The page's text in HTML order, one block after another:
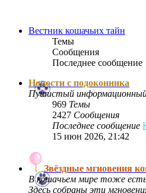
Вестник кошачьих тайн
Темы
Сообщения
Последнее сообщение
Новости с подоконника
Пушистый
969 Темы
2427 Сообщения
Последнее сообщение
15 июн 2026, 21:42
Звёздные мгновения
В кошачьем мире тоже
Здесь собраны эти